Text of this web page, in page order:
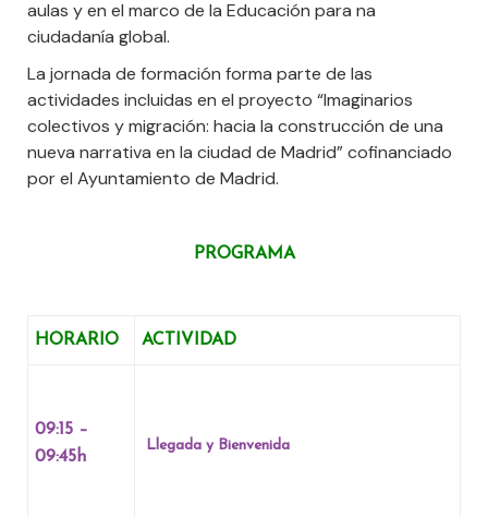
aulas y en el marco de la Educación para na
ciudadanía global.
La jornada de formación forma parte de las
actividades incluidas en el proyecto “Imaginarios
colectivos y migración: hacia la construcción de una
nueva narrativa en la ciudad de Madrid” cofinanciado
por el Ayuntamiento de Madrid.
PROGRAMA
HORARIO ACTIVIDAD
09:15 –
09:45h
Llegada y Bienvenida